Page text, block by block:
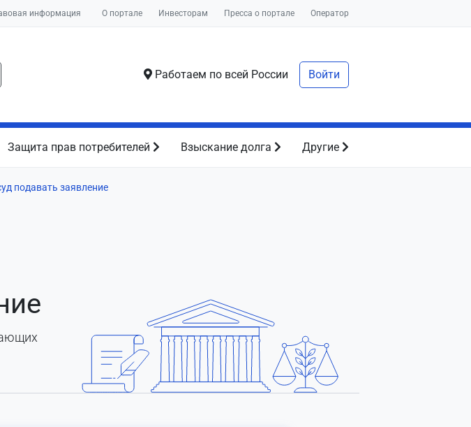
информация О портале Инвесторам Пресса о портале Оператор
Работаем по всей России Войти
Защита прав потребителей Взыскание долга Другие
подавать заявление